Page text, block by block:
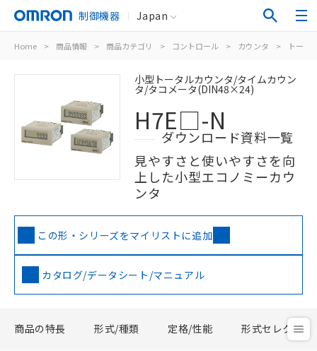
制御機器 Japan
Home > 商品情報 > 商品カテゴリ > コントロール > カウンタ > トータ
小型トータルカウンタ/タイムカウン
タ/タコメータ(DIN48×24)
H7E□-N
ダウンロード資料一覧
見やすさと使いやすさを向
上した小型エコノミーカウ
ンタ
この形・シリーズをマイリストに追加
カタログ/データシート/マニュアル
商品の特長 形式/種類 定格/性能 形式セレクタ